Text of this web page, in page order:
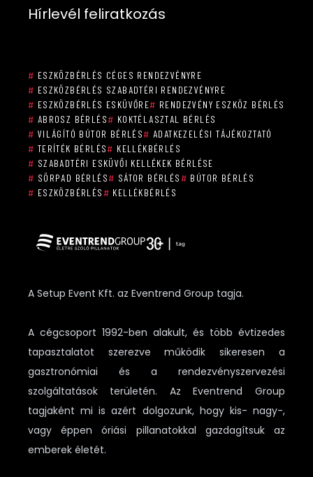
Hírlevél feliratkozás
# ESZKÖZBÉRLÉS CÉGES RENDEZVÉNYRE
# ESZKÖZBÉRLÉS SZABADTÉRI RENDEZVÉNYRE
# ESZKÖZBÉRLÉS ESKÜVŐRE# RENDEZVÉNY ESZKÖZ BÉRLÉS
# ABROSZ BÉRLÉS# KOKTÉLASZTAL BÉRLÉS
# VILÁGÍTÓ BÚTOR BÉRLÉS# ADATKEZELÉSI TÁJÉKOZTATÓ
# TERÍTÉK BÉRLÉS# KELLÉKBÉRLÉS
# SZABADTÉRI ESKÜVŐI KELLÉKEK BÉRLÉSE
# SÖRPAD BÉRLÉS# SÁTOR BÉRLÉS# BÚTOR BÉRLÉS
# ESZKÖZBÉRLÉS# KELLÉKBÉRLÉS
A Setup Event Kft. az Eventrend Group tagja.
A cégcsoport 1992-ben alakult, és több évtizedes
tapasztalatot szerezve működik sikeresen a
gasztronómiai és a rendezvényszervezési
szolgáltatások területén. Az Eventrend Group
tagjaként mi is azért dolgozunk, hogy kis- nagy-,
vagy éppen óriási pillanatokkal gazdagítsuk az
emberek életét.